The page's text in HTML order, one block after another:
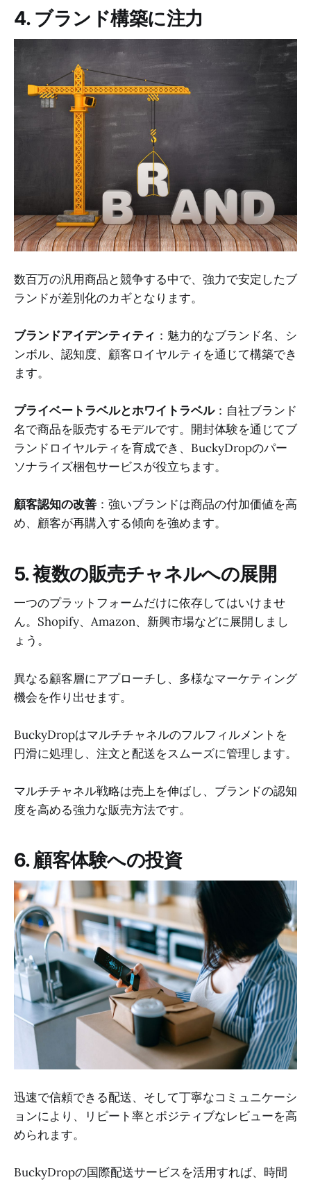
4. ブランド構築に注力
数百万の汎用商品と競争する中で、強力で安定したブ
ランドが差別化のカギとなります。
ブランドアイデンティティ ：魅力的なブランド名、シ
ンボル、認知度、顧客ロイヤルティを通じて構築でき
ます。
プライベートラベルとホワイトラベル：自社ブランド
名で商品を販売するモデルです。開封体験を通じてブ
ランドロイヤルティを育成でき、BuckyDropのパー
ソナライズ梱包サービスが役立ちます。
顧客認知の改善 ：強いブランドは商品の付加価値を高
め、顧客が再購入する傾向を強めます。
5. 複数の販売チャネルへの展開
一つのプラットフォームだけに依存してはいけませ
ん。Shopify、Amazon、新興市場などに展開しまし
ょう。
異なる顧客層にアプローチし、多様なマーケティング
機会を作り出せます。
BuckyDropはマルチチャネルのフルフィルメントを
円滑に処理し、注文と配送をスムーズに管理します。
マルチチャネル戦略は売上を伸ばし、ブランドの認知
度を高める強力な販売方法です。
6. 顧客体験への投資
迅速で信頼できる配送、そして丁寧なコミュニケーシ
ョンにより、リピート率とポジティブなレビューを高
められます。
BuckyDropの国際配送サービスを活用すれば、時間